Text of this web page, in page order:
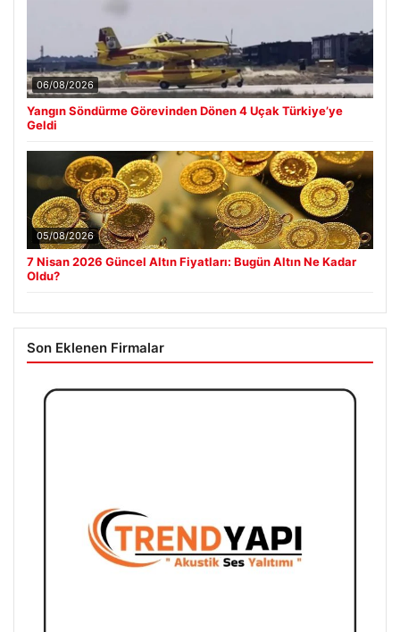
06/08/2026
Yangın Söndürme Görevinden Dönen 4 Uçak Türkiye’ye
Geldi
05/08/2026
7 Nisan 2026 Güncel Altın Fiyatları: Bugün Altın Ne Kadar
Oldu?
Son Eklenen Firmalar